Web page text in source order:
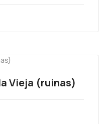
Vieja (ruinas)